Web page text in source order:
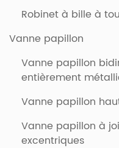
Robinet à bille à
Vanne papillon
Vanne papillon
entièrement
Vanne papillon
Vanne papillon à
excentriques